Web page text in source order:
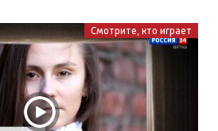
Смотрите, кто играет